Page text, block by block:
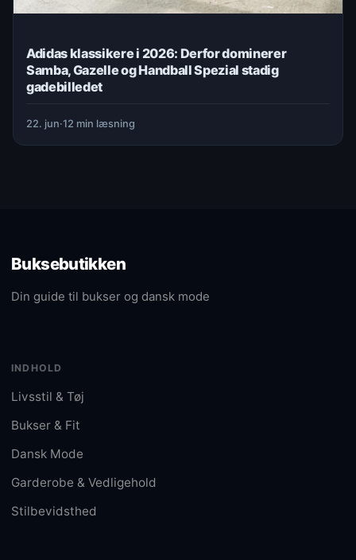
Adidas klassikere i 2026: Derfor dominerer
Samba, Gazelle og Handball Spezial stadig
gadebilledet
22. jun·12 min læsning
Buksebutikken
Din guide til bukser og dansk mode
INDHOLD
Livsstil & Tøj
Bukser & Fit
Dansk Mode
Garderobe & Vedligehold
Stilbevidsthed